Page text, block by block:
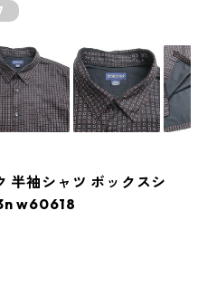
半袖シャツ ボックスシ
w60618